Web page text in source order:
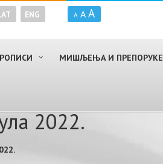
ENG A A A
МИШЉЕЊА И ПРЕПОРУКЕ
2022.